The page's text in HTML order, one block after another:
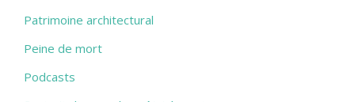
Patrimoine architectural
Peine de mort
Podcasts